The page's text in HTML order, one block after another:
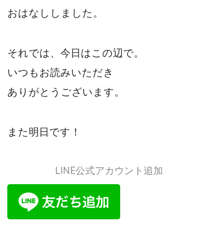
おはなししました。
それでは、今日はこの辺で。
いつもお読みいただき
ありがとうございます。
また明日です！
LINE公式アカウント追加